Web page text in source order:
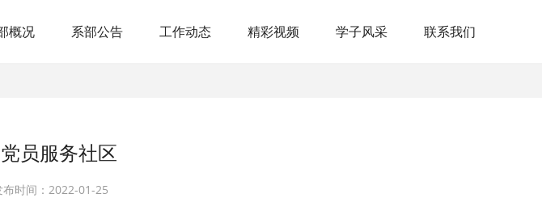
概况 系部公告 工作动态 精彩视频 学子风采 联系我们
员服务社区
时间：2022-01-25